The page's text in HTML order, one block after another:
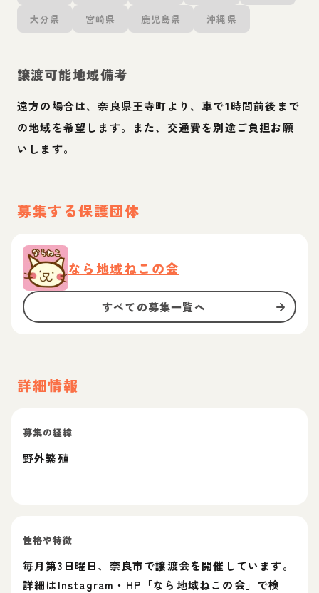
大分県 宮崎県 鹿児島県 沖縄県
譲渡可能地域備考
遠方の場合は、奈良県王寺町より、車で1時間前後まで
の地域を希望します。また、交通費を別途ご負担お願
いします。
募集する保護団体
なら地域ねこの会
すべての募集一覧へ
詳細情報
募集の経緯
野外繁殖
性格や特徴
毎月第3日曜日、奈良市で譲渡会を開催しています。
詳細はInstagram・HP「なら地域ねこの会」で検